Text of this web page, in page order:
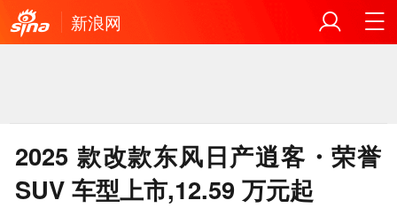
新浪网
2025 款改款东风日产逍客・荣誉
SUV 车型上市,12.59 万元起